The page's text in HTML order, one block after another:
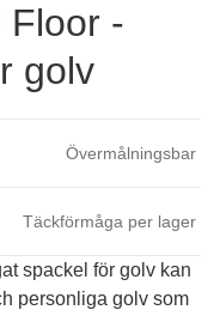
Floor -
golv
Övermålningsbar
Täckförmåga per lager
spackel för golv kan
personliga golv som